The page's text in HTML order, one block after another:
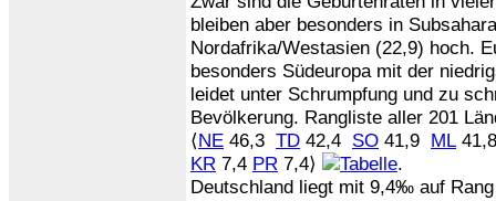
bleiben aber besonders in
Nordafrika/Westasien (22,9) hoch.
besonders Südeuropa mit der
leidet unter Schrumpfung und zu
Bevölkerung. Rangliste aller 201
⟨NE 46,3 TD 42,4 SO 41,9 ML
KR 7,4 PR 7,4⟩
.
Deutschland liegt mit 9,4‰ auf